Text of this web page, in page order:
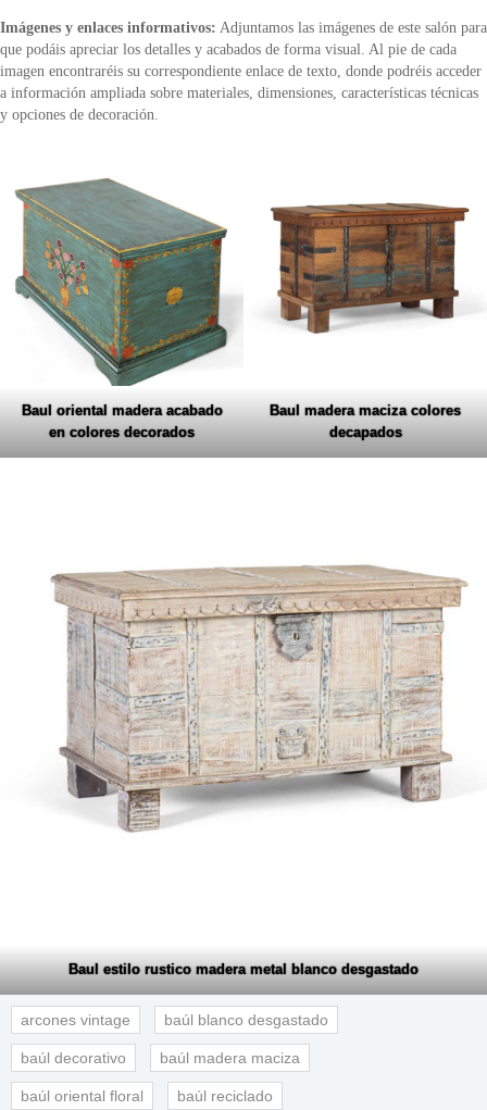
Imágenes y enlaces informativos: Adjuntamos las imágenes de este salón para
que podáis apreciar los detalles y acabados de forma visual. Al pie de cada
imagen encontraréis su correspondiente enlace de texto, donde podréis acceder
a información ampliada sobre materiales, dimensiones, características técnicas
y opciones de decoración.
Baul oriental madera acabado
en colores decorados
Baul madera maciza colores
decapados
Baul estilo rustico madera metal blanco desgastado
arcones vintage baúl blanco desgastado
baúl decorativo baúl madera maciza
baúl oriental floral baúl reciclado